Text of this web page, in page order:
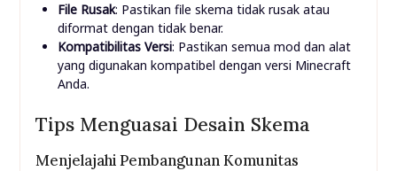
File Rusak: Pastikan file skema tidak rusak atau
diformat dengan tidak benar.
Kompatibilitas Versi: Pastikan semua mod dan alat
yang digunakan kompatibel dengan versi Minecraft
Anda.
Tips Menguasai Desain Skema
Menjelajahi Pembangunan Komunitas